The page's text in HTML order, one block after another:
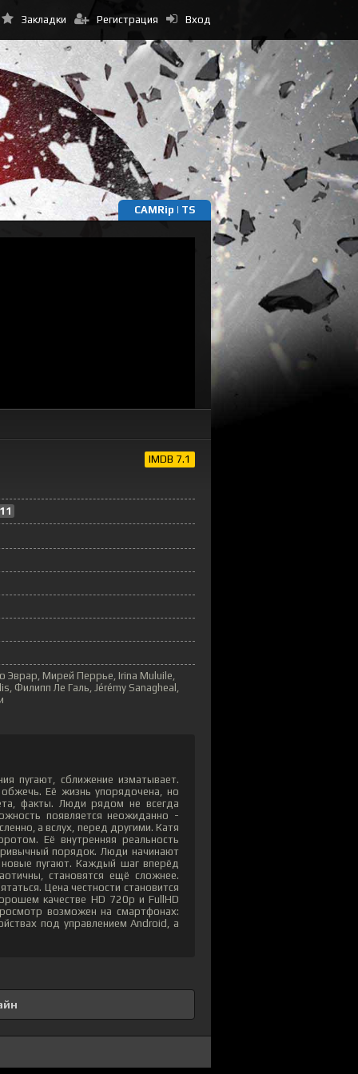
Вход
Регистрация
Закладки
CAMRip | TS
IMDB 7.1
Эврар, Мирей Перрье, Irina Muluile,
Филипп Ле Галь, Jérémy Sanagheal,
пугают, сближение изматывает.
Её жизнь упорядочена, но
факты. Люди рядом не всегда
появляется неожиданно -
а вслух, перед другими. Катя
Её внутренняя реальность
порядок. Люди начинают
пугают. Каждый шаг вперёд
становятся ещё сложнее.
Цена честности становится
качестве HD 720p и FullHD
возможен на смартфонах:
под управлением Android, а